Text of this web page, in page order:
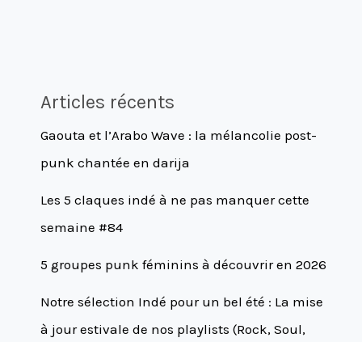
Articles récents
Gaouta et l’Arabo Wave : la mélancolie post-
punk chantée en darija
Les 5 claques indé à ne pas manquer cette
semaine #84
5 groupes punk féminins à découvrir en 2026
Notre sélection Indé pour un bel été : La mise
à jour estivale de nos playlists (Rock, Soul,